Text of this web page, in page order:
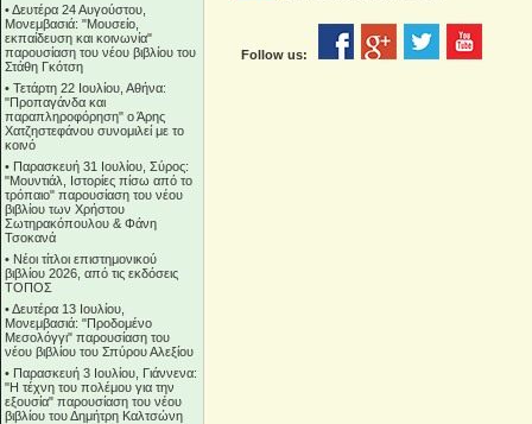
•Δευτέρα 24 Αυγούστου,
Μονεμβασιά: "Μουσείο,
εκπαίδευση και κοινωνία"
παρουσίαση του νέου βιβλίου του
Στάθη Γκότση
• Τετάρτη 22 Ιουλίου, Αθήνα:
"Προπαγάνδα και
παραπληροφόρηση" ο Άρης
Χατζηστεφάνου συνομιλεί με το
κοινό
• Παρασκευή 31 Ιουλίου, Σύρος:
"Μουντιάλ, Ιστορίες πίσω από το
τρόπαιο" παρουσίαση του νέου
βιβλίου των Χρήστου
Σωτηρακόπουλου & Φάνη
Τσοκανά
• Νέοι τίτλοι επιστημονικού
βιβλίου 2026, από τις εκδόσεις
ΤΟΠΟΣ
•Δευτέρα 13 Ιουλίου,
Μονεμβασιά: "Προδομένο
Μεσολόγγι" παρουσίαση του
νέου βιβλίου του Σπύρου Αλεξίου
• Παρασκευή 3 Ιουλίου, Γιάννενα:
"Η τέχνη του πολέμου για την
εξουσία" παρουσίαση του νέου
βιβλίου του Δημήτρη Καλτσώνη
Follow us: